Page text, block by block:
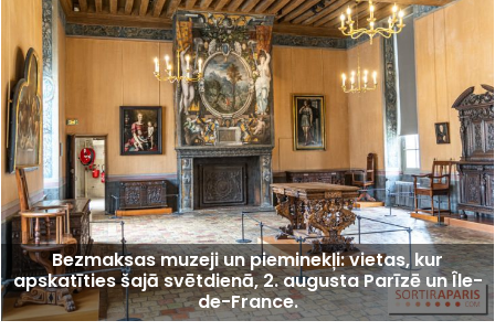
Bezmaksas muzeji un pieminekļi: vietas, kur
apskatīties šajā svētdienā, 2. augusta Parīzē un Île-
de-France.